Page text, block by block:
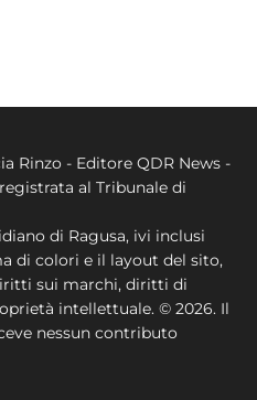
Rinzo - Editore QDR News -
al Tribunale di
di Ragusa, ivi inclusi
di colori e il layout del sito,
sui marchi, diritti di
intellettuale. © 2026. Il
nessun contributo